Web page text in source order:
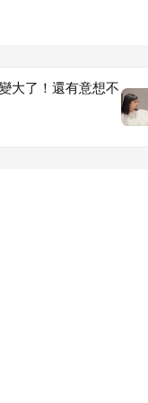
大了！還有意想不